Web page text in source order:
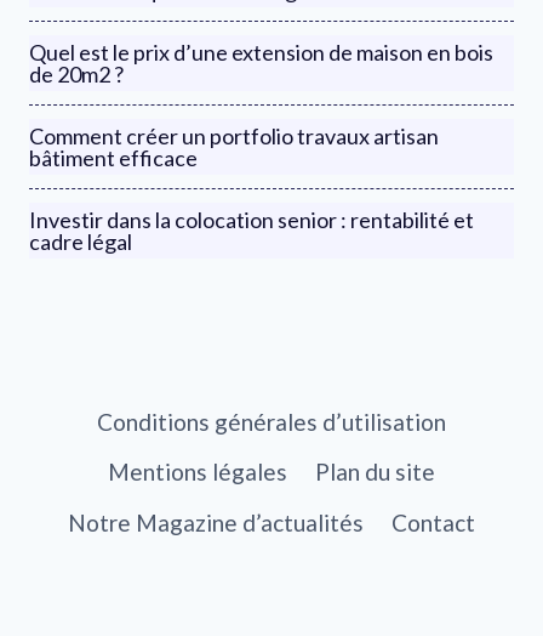
Quel est le prix d’une extension de maison en bois
de 20m2 ?
Comment créer un portfolio travaux artisan
bâtiment efficace
Investir dans la colocation senior : rentabilité et
cadre légal
Conditions générales d’utilisation
Mentions légales
Plan du site
Notre Magazine d’actualités
Contact